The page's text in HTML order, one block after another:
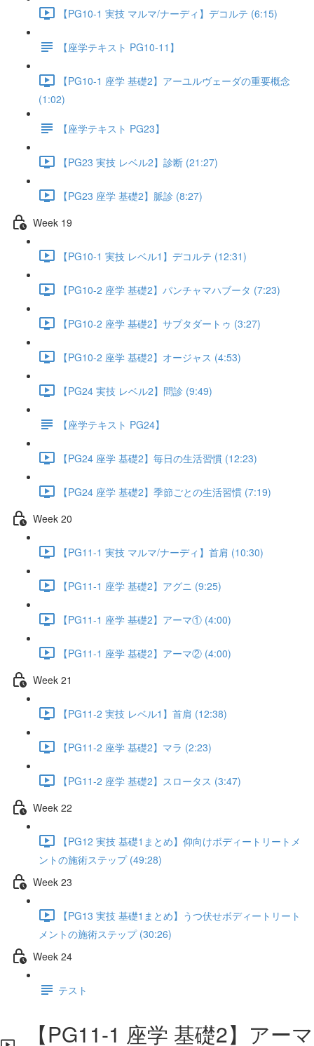
【PG10-1 実技 マルマ/ナーディ】デコルテ (6:15)
【座学テキスト PG10-11】
【PG10-1 座学 基礎2】アーユルヴェーダの重要概念
(1:02)
【座学テキスト PG23】
【PG23 実技 レベル2】診断 (21:27)
【PG23 座学 基礎2】脈診 (8:27)
Week 19
【PG10-1 実技 レベル1】デコルテ (12:31)
【PG10-2 座学 基礎2】パンチャマハブータ (7:23)
【PG10-2 座学 基礎2】サプタダートゥ (3:27)
【PG10-2 座学 基礎2】オージャス (4:53)
【PG24 実技 レベル2】問診 (9:49)
【座学テキスト PG24】
【PG24 座学 基礎2】毎日の生活習慣 (12:23)
【PG24 座学 基礎2】季節ごとの生活習慣 (7:19)
Week 20
【PG11-1 実技 マルマ/ナーディ】首肩 (10:30)
【PG11-1 座学 基礎2】アグニ (9:25)
【PG11-1 座学 基礎2】アーマ① (4:00)
【PG11-1 座学 基礎2】アーマ② (4:00)
Week 21
【PG11-2 実技 レベル1】首肩 (12:38)
【PG11-2 座学 基礎2】マラ (2:23)
【PG11-2 座学 基礎2】スロータス (3:47)
Week 22
【PG12 実技 基礎1まとめ】仰向けボディートリートメ
ントの施術ステップ (49:28)
Week 23
【PG13 実技 基礎1まとめ】うつ伏せボディートリート
メントの施術ステップ (30:26)
Week 24
テスト
【PG11-1 座学 基礎2】アーマ